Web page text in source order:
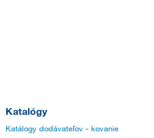
Katalógy
Katálogy dodávateľov - kovanie